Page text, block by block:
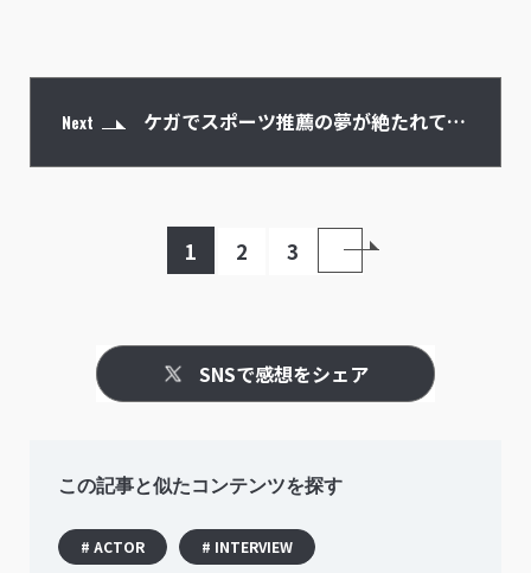
Next ケガでスポーツ推薦の夢が絶たれて芸
1 2 3
SNSで感想をシェア
この記事と似たコンテンツを探す
# ACTOR # INTERVIEW